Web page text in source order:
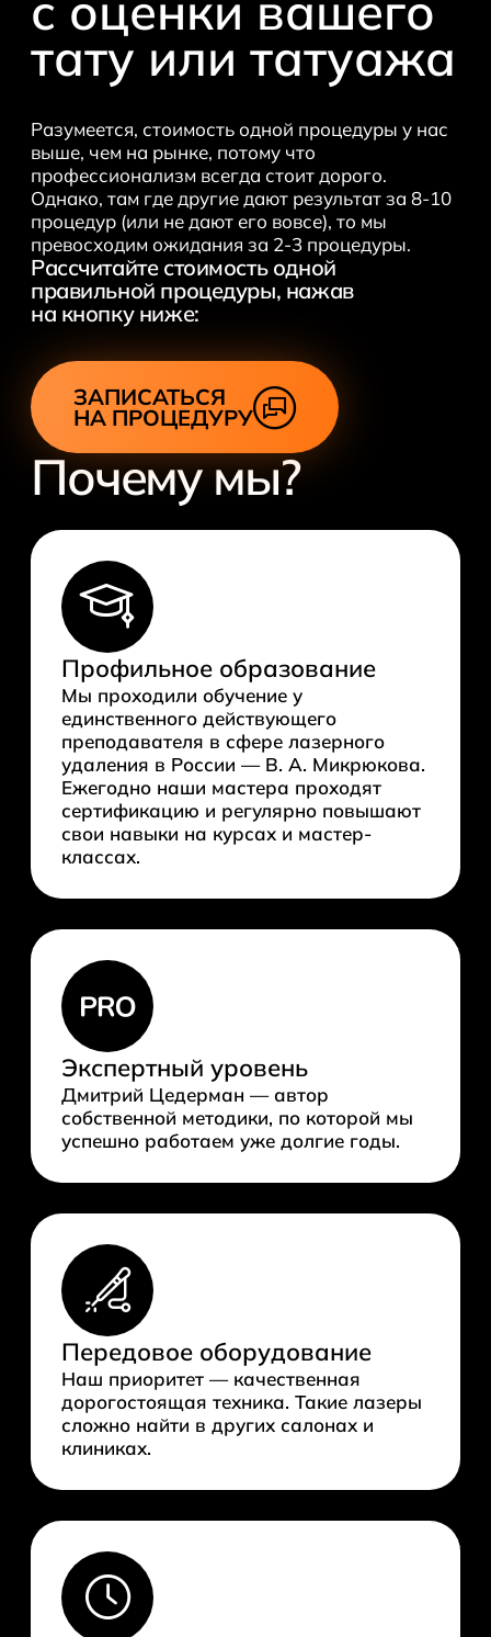
тату или татуажа
Разумеется, стоимость одной процедуры у нас
выше, чем на рынке, потому что
профессионализм всегда стоит дорого.
Однако, там где другие дают результат за 8-10
процедур (или не дают его вовсе), то мы
превосходим ожидания за 2-3 процедуры.
Рассчитайте стоимость одной
правильной процедуры, нажав
на кнопку ниже:
ЗАПИСАТЬСЯ
НА ПРОЦЕДУРУ
Почему мы?
Профильное образование
Мы проходили обучение у
единственного действующего
преподавателя в сфере лазерного
удаления в России — В. А. Микрюкова.
Ежегодно наши мастера проходят
сертификацию и регулярно повышают
свои навыки на курсах и мастер-
классах.
Экспертный уровень
Дмитрий Цедерман — автор
собственной методики, по которой мы
успешно работаем уже долгие годы.
Передовое оборудование
Наш приоритет — качественная
дорогостоящая техника. Такие лазеры
сложно найти в других салонах и
клиниках.